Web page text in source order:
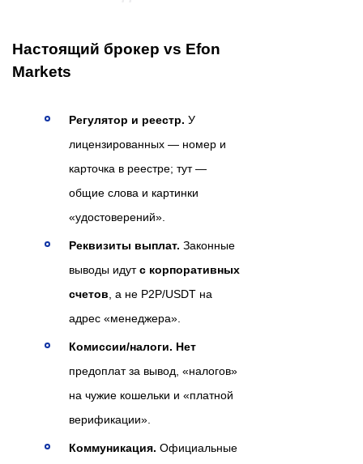
Настоящий брокер vs Efon
Markets
Регулятор и реестр. У
лицензированных — номер и
карточка в реестре; тут —
общие слова и картинки
«удостоверений».
Реквизиты выплат. Законные
выводы идутс корпоративных
счетов , а не P2P/USDT на
адрес «менеджера».
Комиссии/налоги. Нет
предоплат за вывод, «налогов»
на чужие кошельки и «платной
верификации».
Коммуникация. Официальные